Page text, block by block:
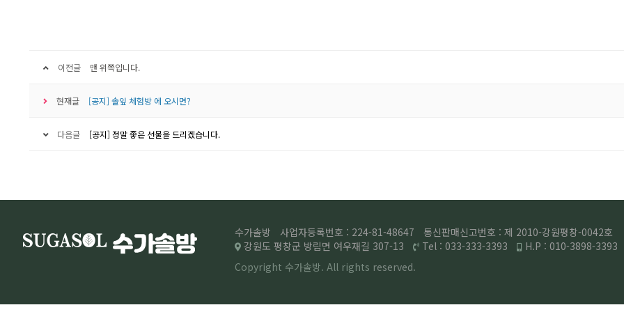
이전글 맨 위쪽입니다.
현재글 [공지] 솔잎 체험방 에 오시면?
다음글 [공지] 정말 좋은 선물을 드리겠습니다.
수가솔방 사업자등록번호 : 224-81-48647
통신판매신고번호 : 제 2010-강원평창-0042호
강원도 평창군 방림면 여우재길 307-13
Tel : 033-333-3393 H.P : 010-3898-3393
Copyright 수가솔방. All rights reserved.